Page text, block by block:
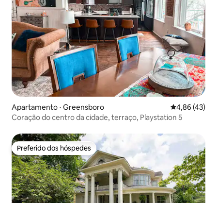
Apartamento ⋅ Greensboro 4,86 de uma
4,86 (43)
Coração do centro da cidade, terraço, Playstation 5
Preferido dos hóspedes
Preferido dos hóspedes